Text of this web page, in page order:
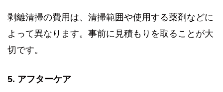
剥離清掃の費用は、清掃範囲や使用する薬剤などに
よって異なります。事前に見積もりを取ることが大
切です。
5. アフターケア